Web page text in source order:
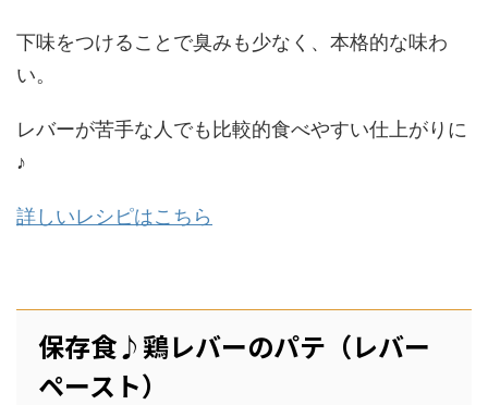
下味をつけることで臭みも少なく、本格的な味わ
い。
レバーが苦手な人でも比較的食べやすい仕上がりに
♪
詳しいレシピはこちら
保存食♪鶏レバーのパテ（レバー
ペースト）